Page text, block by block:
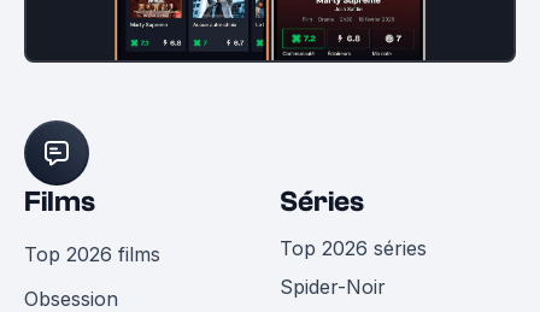
Films
Top 2026 films
Obsession
Séries
Top 2026 séries
Spider-Noir